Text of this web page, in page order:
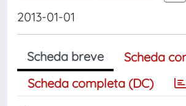
2013-01-01
Scheda breve
Scheda
Scheda completa (DC)